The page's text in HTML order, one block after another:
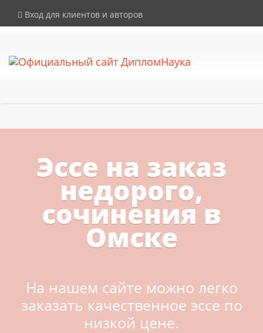
иные документы об образовании. Все услуги на сайте
Вход для клиентов и авторов
Эссе на заказ
недорого,
сочинения в
Омске
На нашем сайте можно легко
заказать качественное эссе по
низкой цене.